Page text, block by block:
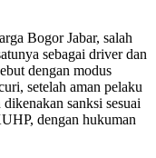
Bogor Jabar, salah
sebagai driver dan
dengan modus
setelah aman pelaku
sanksi sesuai
dengan hukuman